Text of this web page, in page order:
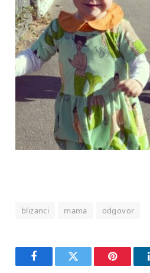
blizanci mama odgovor
FacebookTwitter Pinterest